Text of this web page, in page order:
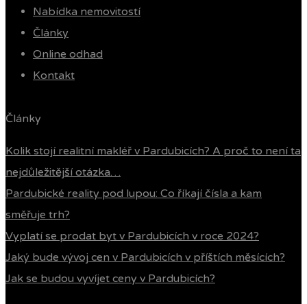
Nabídka nemovitostí
Články
Online odhad
Kontakt
Články
Kolik stojí realitní makléř v Pardubicích? A proč to není ta
nejdůležitější otázka…
Pardubické reality pod lupou: Co říkají čísla a kam
směřuje trh?
Vyplatí se prodat byt v Pardubicích v roce 2024?
Jaký bude vývoj cen v Pardubicích v příštích měsících?
Jak se budou vyvíjet ceny v Pardubicích?